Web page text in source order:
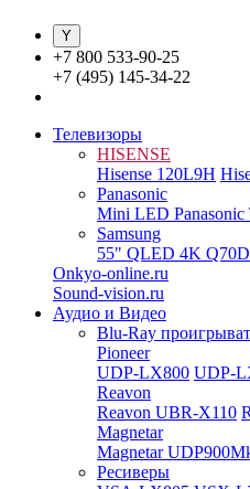
+7 800 533-90-25
+7 (495) 145-34-22
Телевизоры
HISENSE
Hisense 120L9H
Panasonic
Mini LED
Samsung
55" QLED 4K
Onkyo-online.ru
Sound-vision.ru
Аудио и Видео
Blu-Ray
Pioneer
UDP-LX800 UDP-
Reavon
Reavon UBR-X110
Magnetar
Magnetar
Ресиверы